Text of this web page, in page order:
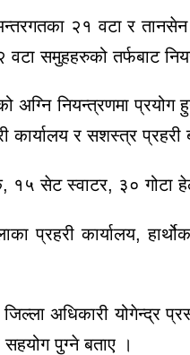
२१ वटा र
समुहहरुको तर्फबाट
अग्नि नियन्त्रणमा
र सशस्त्र प्रहरी
१५ सेट स्वाटर, ३० गोटा
प्रहरी कार्यालय,
जिल्ला अधिकारी
सहयोग पुग्ने बताए ।